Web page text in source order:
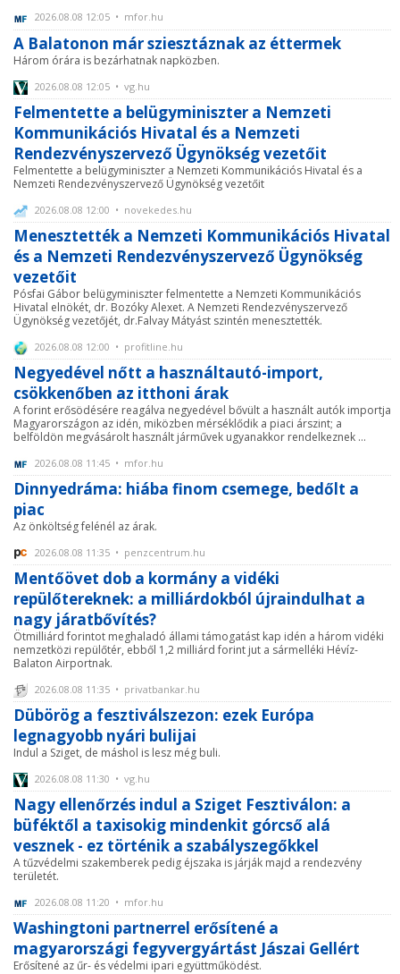
2026.08.08 12:05 • mfor.hu
A Balatonon már sziesztáznak az éttermek
Három órára is bezárhatnak napközben.
2026.08.08 12:05 • vg.hu
Felmentette a belügyminiszter a Nemzeti
Kommunikációs Hivatal és a Nemzeti
Rendezvényszervező Ügynökség vezetőit
Felmentette a belügyminiszter a Nemzeti Kommunikációs Hivatal és a
Nemzeti Rendezvényszervező Ügynökség vezetőit
2026.08.08 12:00 • novekedes.hu
Menesztették a Nemzeti Kommunikációs Hivatal
és a Nemzeti Rendezvényszervező Ügynökség
vezetőit
Pósfai Gábor belügyminiszter felmentette a Nemzeti Kommunikációs
Hivatal elnökét, dr. Bozóky Alexet. A Nemzeti Rendezvényszervező
Ügynökség vezetőjét, dr.Falvay Mátyást szintén menesztették.
2026.08.08 12:00 • profitline.hu
Negyedével nőtt a használtautó-import,
csökkenőben az itthoni árak
A forint erősödésére reagálva negyedével bővült a használt autók importja
Magyarországon az idén, miközben mérséklődik a piaci árszint; a
belföldön megvásárolt használt járművek ugyanakkor rendelkeznek ...
2026.08.08 11:45 • mfor.hu
Dinnyedráma: hiába finom csemege, bedőlt a
piac
Az önköltség felénél az árak.
2026.08.08 11:35 • penzcentrum.hu
Mentőövet dob a kormány a vidéki
repülőtereknek: a milliárdokból újraindulhat a
nagy járatbővítés?
Ötmilliárd forintot meghaladó állami támogatást kap idén a három vidéki
nemzetközi repülőtér, ebből 1,2 milliárd forint jut a sármelléki Hévíz-
Balaton Airportnak.
2026.08.08 11:35 • privatbankar.hu
Dübörög a fesztiválszezon: ezek Európa
legnagyobb nyári bulijai
Indul a Sziget, de máshol is lesz még buli.
2026.08.08 11:30 • vg.hu
Nagy ellenőrzés indul a Sziget Fesztiválon: a
büféktől a taxisokig mindenkit górcső alá
vesznek - ez történik a szabályszegőkkel
A tűzvédelmi szakemberek pedig éjszaka is járják majd a rendezvény
területét.
2026.08.08 11:20 • mfor.hu
Washingtoni partnerrel erősítené a
magyarországi fegyvergyártást Jászai Gellért
Erősítené az űr- és védelmi ipari együttműködést.